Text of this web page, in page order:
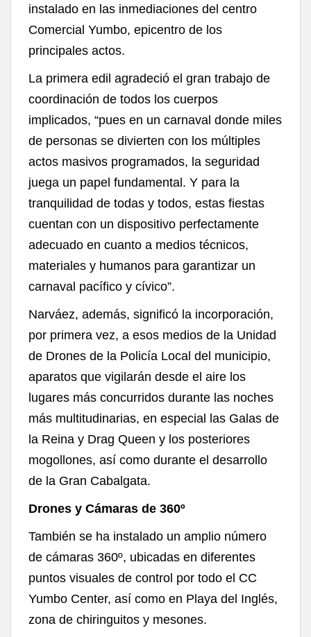
instalado en las inmediaciones del centro
Comercial Yumbo, epicentro de los
principales actos.
La primera edil agradeció el gran trabajo de
coordinación de todos los cuerpos
implicados, “pues en un carnaval donde miles
de personas se divierten con los múltiples
actos masivos programados, la seguridad
juega un papel fundamental. Y para la
tranquilidad de todas y todos, estas fiestas
cuentan con un dispositivo perfectamente
adecuado en cuanto a medios técnicos,
materiales y humanos para garantizar un
carnaval pacífico y cívico”.
Narváez, además, significó la incorporación,
por primera vez, a esos medios de la Unidad
de Drones de la Policía Local del municipio,
aparatos que vigilarán desde el aire los
lugares más concurridos durante las noches
más multitudinarias, en especial las Galas de
la Reina y Drag Queen y los posteriores
mogollones, así como durante el desarrollo
de la Gran Cabalgata.
Drones y Cámaras de 360º
También se ha instalado un amplio número
de cámaras 360º, ubicadas en diferentes
puntos visuales de control por todo el CC
Yumbo Center, así como en Playa del Inglés,
zona de chiringuitos y mesones.